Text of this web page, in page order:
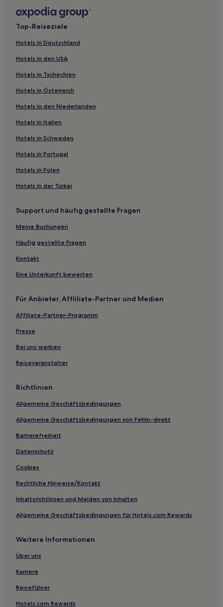
Hotels mit Pool in Casa Grande
Hotels mit inbegriffenem Frühstück in Casa Grande
Günstige in Casa Grande
Familien in Casas Adobes
Hotels mit inbegriffenem Frühstück in Chandler
Hotels mit Fitnessbereich in Chandler
Günstige in Prescott
Hotels mit inbegriffenem Frühstück in Prescott
Haustierfreundliche in Scottsdale
Familien in Scottsdale
Haustierfreundliche in Deer Valley
Haustierfreundliche in Tempe
Hotels mit inbegriffenem Frühstück in Roosevelt Row
Hotels mit Küchenzeile in Groom Creek
Hotels mit inbegriffenem Frühstück in Mesa
Golf in Mesa
Günstige in Globe
Hotels mit inbegriffenem Frühstück in Peoria
Luxus in Arizona
Günstige in Arizona
Hotels mit Küchenzeile in Arizona
Golf in Arizona
Familien in Tucson
Hotels mit Fitnessbereich in Tucson
Hotels mit inbegriffenem Frühstück in Wickenburg
Günstige in Zentral-Arizona
Golf in Zentral-Arizona
Luxus in Zentral-Arizona
Hotels mit Fitnessbereich in Zentral-Arizona
Golf in Sedona
Hotels mit Parkplatz in Sedona
Haustierfreundliche in Sedona
Familien in Sedona
Lgbtqia-Freundliche in Sedona
Haustierfreundliche in Phoenix
Top-Reiseziele
Hotels in Deutschland
Hotels in den USA
Hotels in Tschechien
Hotels in Österreich
Hotels in den Niederlanden
Hotels in Italien
Hotels in Schweden
Hotels in Portugal
Hotels in Polen
Hotels in der Türkei
Support und häufig gestellte Fragen
Meine Buchungen
Häufig gestellte Fragen
Kontakt
Eine Unterkunft bewerten
Für Anbieter, Affliliate-Partner und Medien
Affiliate-Partner-Programm
Presse
Bei uns werben
Reiseveranstalter
Richtlinien
Allgemeine Geschäftsbedingungen
Allgemeine Geschäftsbedingungen von FeWo-direkt
Barrierefreiheit
Datenschutz
Cookies
Rechtliche Hinweise/Kontakt
Inhaltsrichtlinien und Melden von Inhalten
Allgemeine Geschäftsbedingungen für Hotels.com Rewards
Weitere Informationen
Über uns
Karriere
Reiseführer
Hotels.com Rewards